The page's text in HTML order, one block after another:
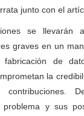
junto con el
se llevarán
graves en un
fabricación de
la
contribuciones.
y sus